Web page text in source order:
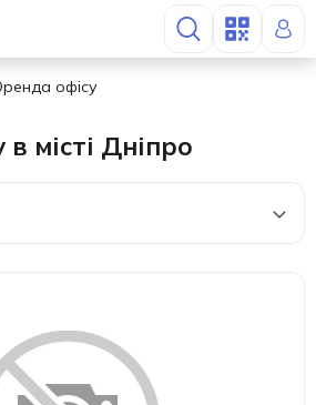
офісу
місті Дніпро